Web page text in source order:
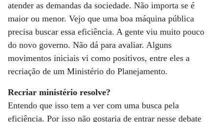
atender as demandas da sociedade. Não importa se é
maior ou menor. Vejo que uma boa máquina pública
precisa buscar essa eficiência. A gente viu muito pouco
do novo governo. Não dá para avaliar. Alguns
movimentos iniciais vi como positivos, entre eles a
recriação de um Ministério do Planejamento.
Recriar ministério resolve?
Entendo que isso tem a ver com uma busca pela
eficiência. Por isso não gostaria de entrar nesse debate